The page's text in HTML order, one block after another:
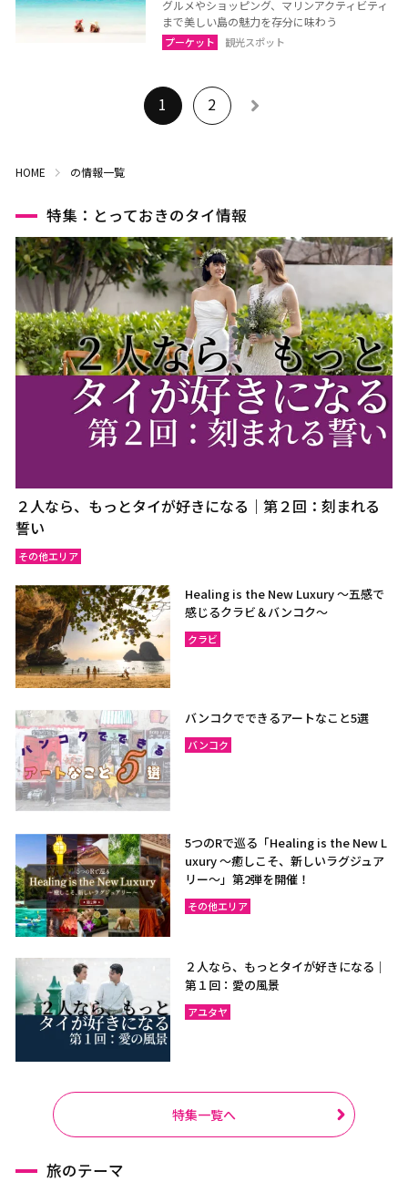
グルメやショッピング、マリンアクティビティ
まで美しい島の魅力を存分に味わう
プーケット 観光スポット
1 2
HOME の情報一覧
特集：とっておきのタイ情報
２人なら、もっとタイが好きになる｜第２回：刻まれる
誓い
その他エリア
Healing is the New Luxury ～五感で
感じるクラビ＆バンコク～
クラビ
バンコクでできるアートなこと5選
バンコク
5つのRで巡る「Healing is the New L
uxury ～癒しこそ、新しいラグジュア
リー〜」第2弾を開催！
その他エリア
２人なら、もっとタイが好きになる｜
第１回：愛の風景
アユタヤ
特集一覧へ
旅のテーマ